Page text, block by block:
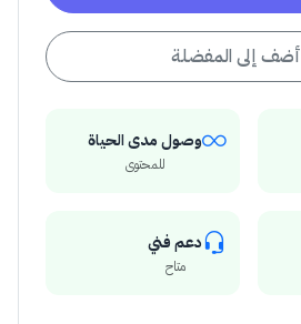
أضف إلى المفضلة
وصول مدى الحياة
للمحتوى
دعم فني
متاح